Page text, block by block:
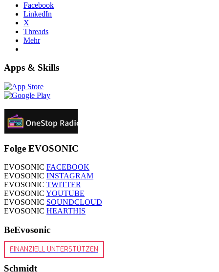
Facebook
LinkedIn
X
Threads
Mehr
Apps & Skills
Folge EVOSONIC
EVOSONIC FACEBOOK
EVOSONIC INSTAGRAM
EVOSONIC TWITTER
EVOSONIC YOUTUBE
EVOSONIC SOUNDCLOUD
EVOSONIC HEARTHIS
BeEvosonic
FINANZIELL UNTERSTÜTZEN
Schmidt